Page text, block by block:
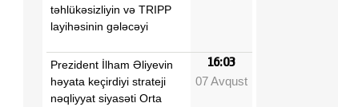
təhlükəsizliyin və TRIPP
layihəsinin gələcəyi
Prezident İlham Əliyevin
həyata keçirdiyi strateji
nəqliyyat siyasəti Orta
16:03
07 Avqust